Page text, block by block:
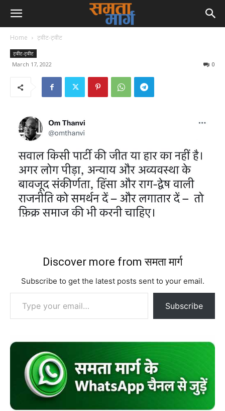
Home ट्वीट-ट्वीट
ट्वीट-ट्वीट
March 17, 2022 0
Discover more from समता मार्ग
Subscribe to get the latest posts sent to your email.
Type your email…
Subscribe